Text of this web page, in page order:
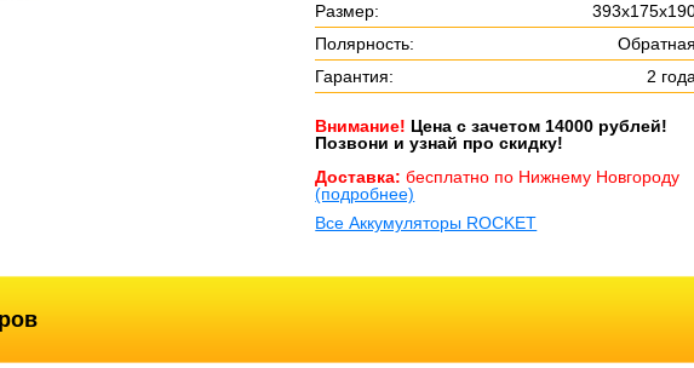
Размер:
Полярность:
Обратная
Гарантия:
2 года
Внимание! Цена с зачетом 14000 рублей!
Позвони и узнай про скидку!
Доставка: бесплатно по Нижнему Новгороду
(подробнее)
Все Аккумуляторы ROCKET